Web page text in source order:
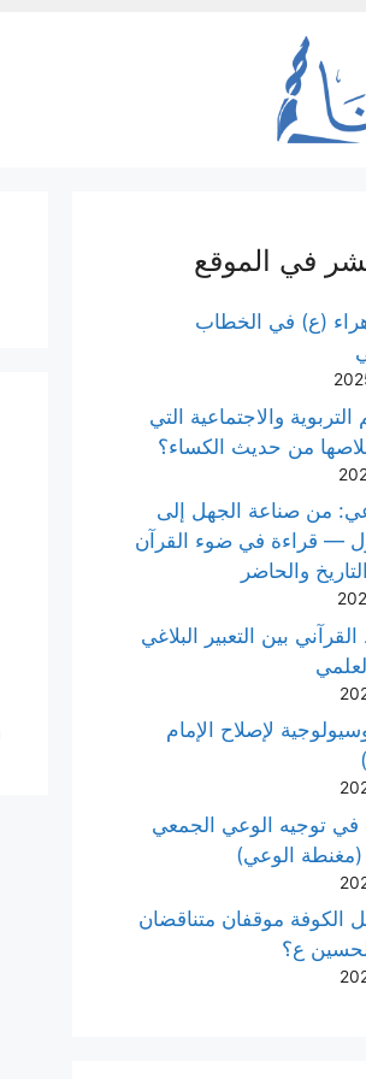
في الموقع
(ع) في الخطاب
والاجتماعية التي
من حديث الكساء؟
من صناعة الجهل إلى
— قراءة في ضوء القرآن
والحاضر
بين التعبير البلاغي
لإصلاح الإمام
في توجيه الوعي الجمعي
(مغنطة الوعي)
الكوفة موقفان متناقضان
ع؟